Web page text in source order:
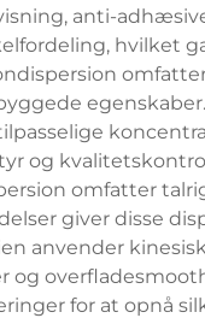
anti-
hvilket
og
omfatter
giver disse
anvender
for at opnå